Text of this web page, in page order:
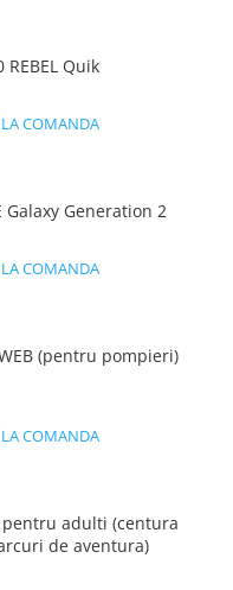
REBEL Quik
LA COMANDA
Galaxy Generation 2
LA COMANDA
(pentru pompieri)
LA COMANDA
pentru adulti (centura
de aventura)